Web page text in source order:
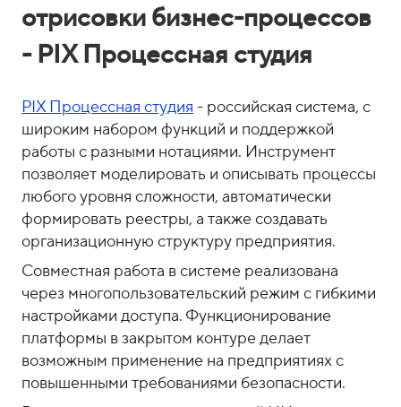
отрисовки бизнес-процессов
- PIX Процессная студия
PIX Процессная студия - российская система, с
широким набором функций и поддержкой
работы с разными нотациями. Инструмент
позволяет моделировать и описывать процессы
любого уровня сложности, автоматически
формировать реестры, а также создавать
организационную структуру предприятия.
Совместная работа в системе реализована
через многопользовательский режим с гибкими
настройками доступа. Функционирование
платформы в закрытом контуре делает
возможным применение на предприятиях с
повышенными требованиями безопасности.